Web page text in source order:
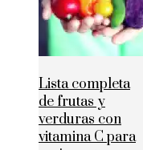
Lista completa
de frutas y
verduras con
vitamina C para